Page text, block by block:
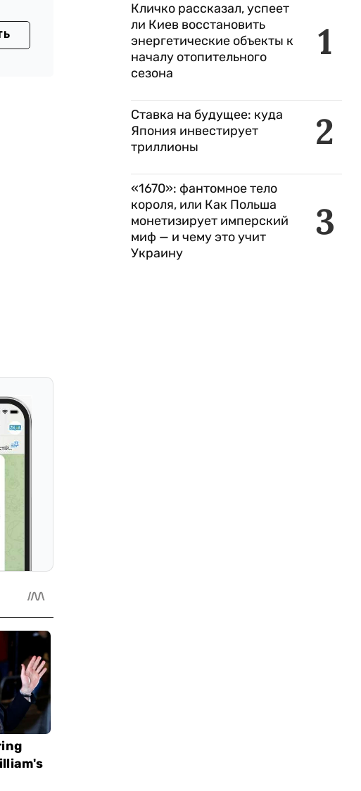
1
Кличко рассказал, успеет
ли Киев восстановить
энергетические объекты к
началу отопительного
сезона
2
Ставка на будущее: куда
Япония инвестирует
триллионы
3
«1670»: фантомное тело
короля, или Как Польша
монетизирует имперский
миф — и чему это учит
Украину